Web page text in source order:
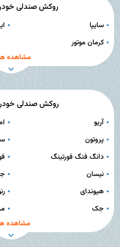
روکش صندلی
سایپا
کرمان موتور
مشاهده
روکش صندلی
آریو
پروتون
دانگ فنگ فورتینگ
نیسان
هیوندای
جک
مشاهده